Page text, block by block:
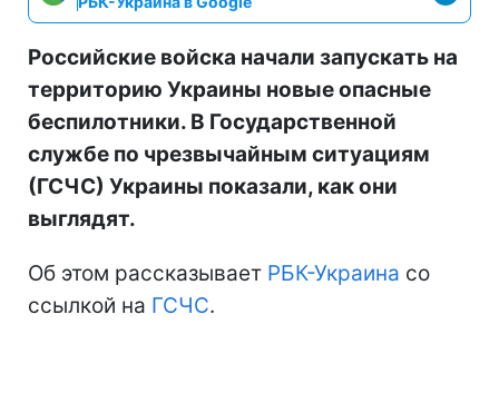
Российские войска начали запускать на
территорию Украины новые опасные
беспилотники. В Государственной
службе по чрезвычайным ситуациям
(ГСЧС) Украины показали, как они
выглядят.
Об этом рассказывает РБК-Украина со
ссылкой на ГСЧС.